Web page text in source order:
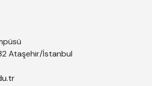
Ataşehir/İstanbul